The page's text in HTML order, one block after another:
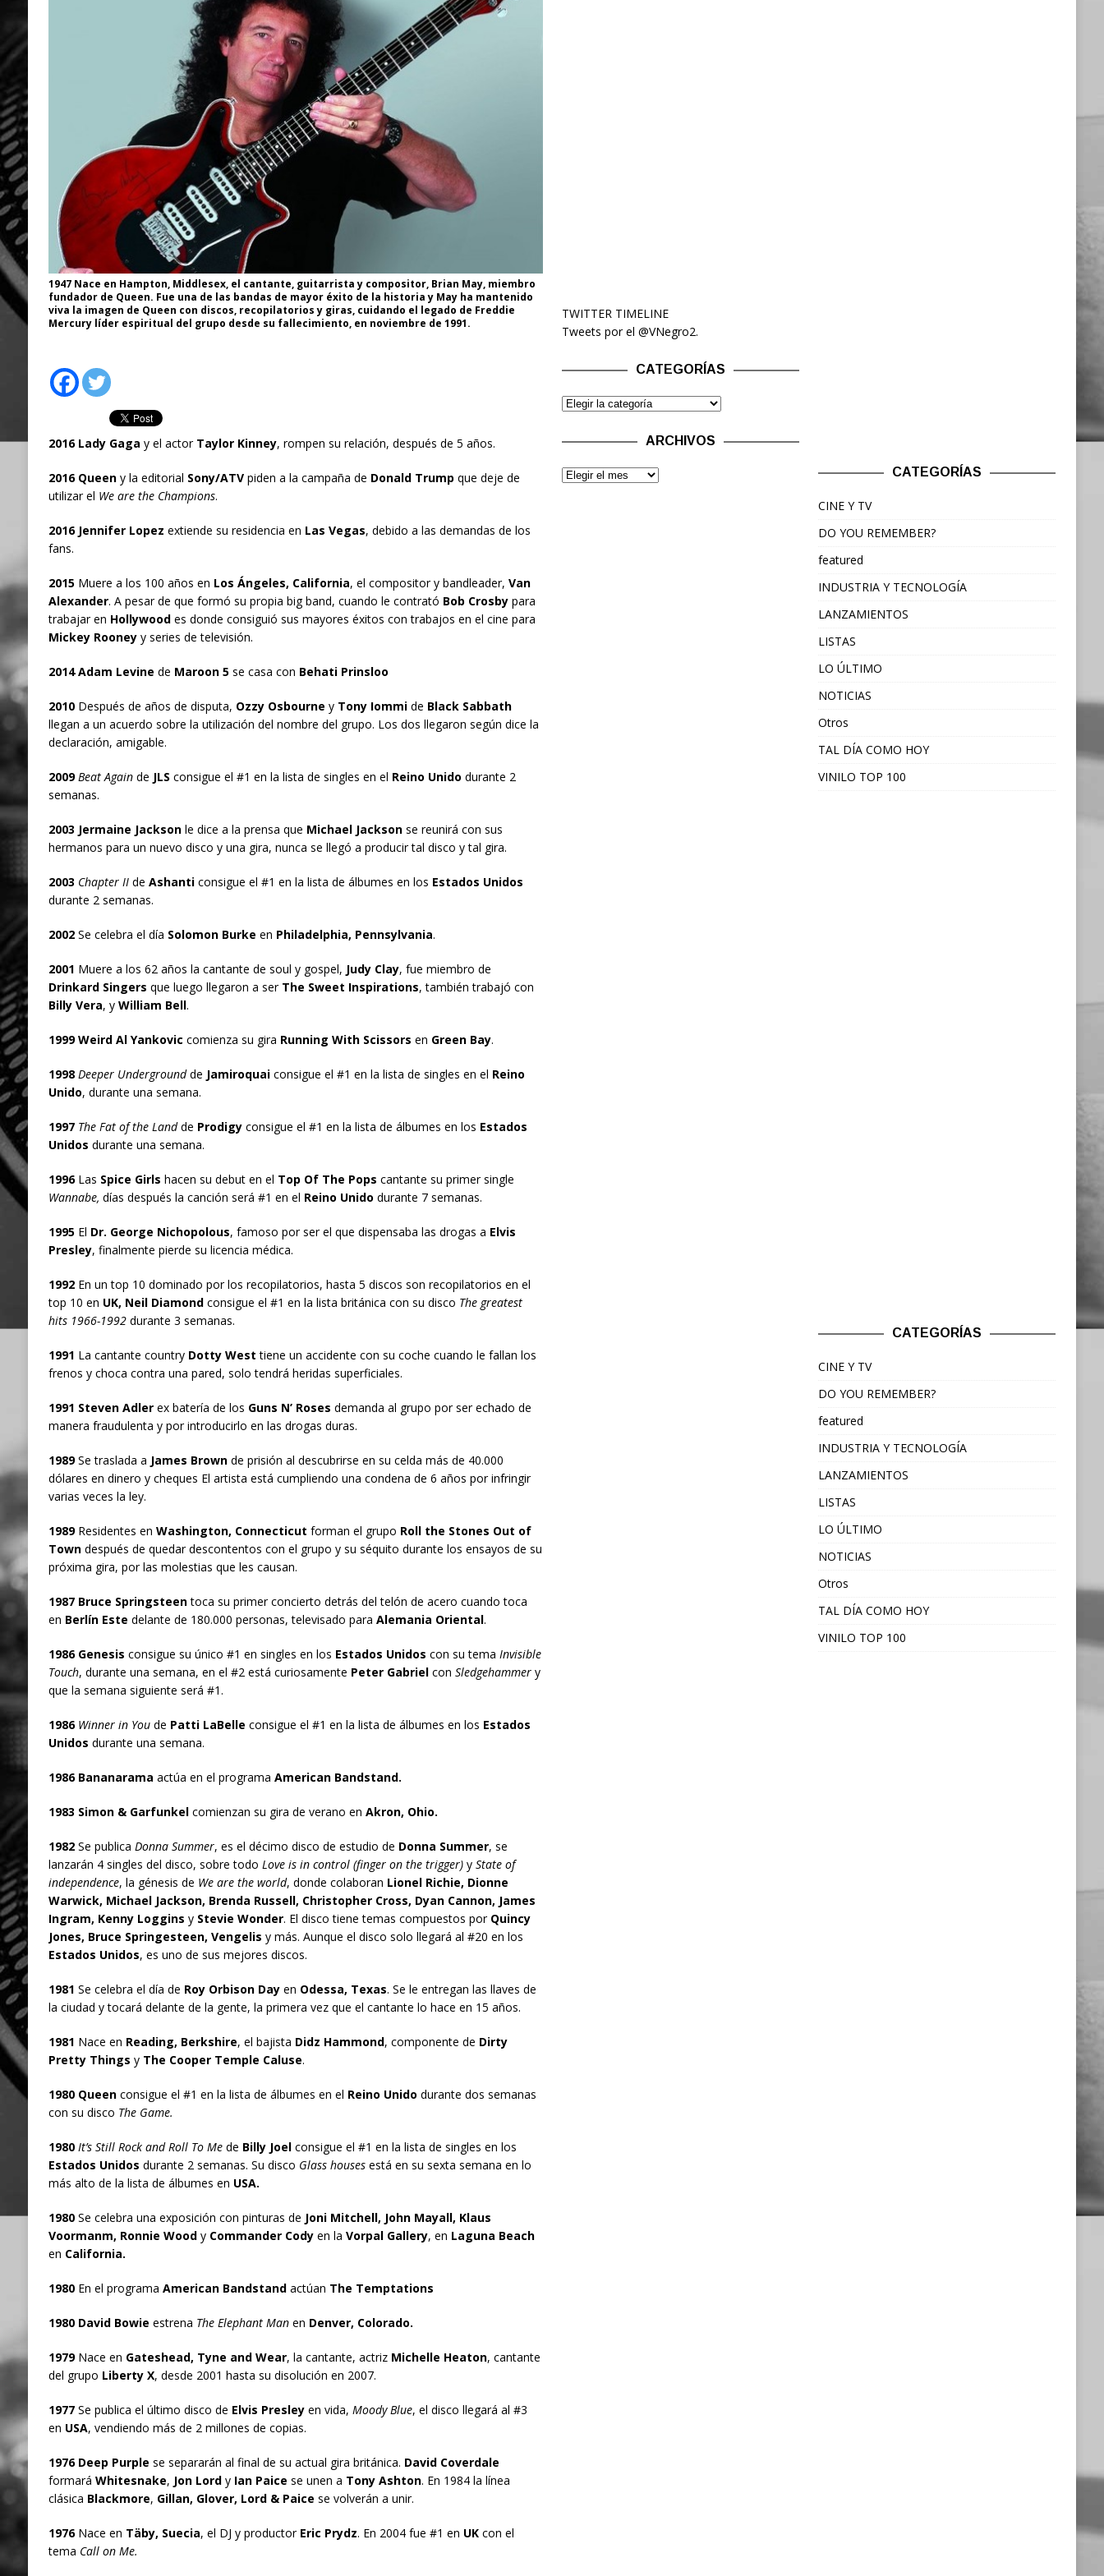
1947 Nace en Hampton, Middlesex, el cantante, guitarrista y compositor, Brian May, miembro
fundador de Queen. Fue una de las bandas de mayor éxito de la historia y May ha mantenido
viva la imagen de Queen con discos, recopilatorios y giras, cuidando el legado de Freddie
Mercury líder espiritual del grupo desde su fallecimiento, en noviembre de 1991.
2016 Lady Gaga y el actor Taylor Kinney, rompen su relación, después de 5 años.
2016 Queeny la editorial Sony/ATVpiden a la campaña de Donald Trump que deje de
utilizar el We are the Champions.
2016 Jennifer Lopez extiende su residencia en Las Vegas, debido a las demandas de los
fans.
2015Muere a los 100 años en Los Ángeles, California, el compositor y bandleader, Van
Alexander. A pesar de que formó su propia big band, cuando le contrató Bob Crosbypara
trabajar en Hollywoodes donde consiguió sus mayores éxitos con trabajos en el cine para
Mickey Rooneyy series de televisión.
2014 Adam Levine de Maroon 5se casa con Behati Prinsloo
2010Después de años de disputa, Ozzy Osbourne y Tony Iommide Black Sabbath
llegan a un acuerdo sobre la utilización del nombre del grupo. Los dos llegaron según dice la
declaración, amigable.
2009Beat Againde JLS consigue el #1 en la lista de singles en el Reino Unido durante 2
semanas.
2003 Jermaine Jacksonle dice a la prensa que Michael Jacksonse reunirá con sus
hermanos para un nuevo disco y una gira, nunca se llegó a producir tal disco y tal gira.
2003 Chapter IIde Ashanticonsigue el #1 en la lista de álbumes en los Estados Unidos
durante 2 semanas.
2002Se celebra el día Solomon Burke en Philadelphia, Pennsylvania.
2001 Muere a los 62 años la cantante de soul y gospel, Judy Clay, fue miembro de
Drinkard Singers que luego llegaron a serThe Sweet Inspirations, también trabajó con
Billy Vera, y William Bell.
1999 Weird Al Yankovic comienza su gira Running With Scissors en Green Bay.
1998Deeper Undergroundde Jamiroquaiconsigue el #1 en la lista de singles en el Reino
Unido, durante una semana.
1997 The Fat of the Landde Prodigyconsigue el #1 en la lista de álbumes en los Estados
Unidos durante una semana.
1996Las Spice Girls hacen su debut en el Top Of The Pops cantante su primer single
Wannabe, días después la canción será #1 en el Reino Unido durante 7 semanas.
1995El Dr. George Nichopolous, famoso por ser el que dispensaba las drogas a Elvis
Presley, finalmente pierde su licencia médica.
1992En un top 10 dominado por los recopilatorios, hasta 5 discos son recopilatorios en el
top 10 en UK, Neil Diamondconsigue el #1 en la lista británica con su disco The greatest
hits 1966-1992durante 3 semanas.
1991 La cantante countryDotty West tiene un accidente con su coche cuando le fallan los
frenos y choca contra una pared, solo tendrá heridas superficiales.
1991 Steven Adlerex batería de los Guns N’ Roses demanda al grupo por ser echado de
manera fraudulenta y por introducirlo en las drogas duras.
1989Se traslada a James Brownde prisión al descubrirse en su celda más de 40.000
dólares en dinero y cheques El artista está cumpliendo una condena de 6 años por infringir
varias veces la ley.
1989Residentes en Washington, Connecticut forman el grupo Roll the Stones Out of
Towndespués de quedar descontentos con el grupo y su séquito durante los ensayos de su
próxima gira, por las molestias que les causan.
1987 Bruce Springsteentoca su primer concierto detrás del telón de acero cuando toca
en Berlín Este delante de 180.000 personas, televisado para Alemania Oriental.
1986 Genesis consigue su único #1 en singles en los Estados Unidos con su tema Invisible
Touch, durante una semana, en el #2 está curiosamente Peter Gabrielcon Sledgehammery
que la semana siguiente será #1.
1986 Winner in Youde Patti LaBelle consigue el #1 en la lista de álbumes en los Estados
Unidos durante una semana.
1986 Bananarama actúa en el programa American Bandstand.
1983 Simon & Garfunkelcomienzan su gira de verano en Akron, Ohio.
1982 Se publica Donna Summer, es el décimo disco de estudio de Donna Summer, se
lanzarán 4 singles del disco, sobre todo Love is in control (finger on the trigger)y State of
independence, la génesis de We are the world, donde colaboran Lionel Richie, Dionne
Warwick, Michael Jackson, Brenda Russell, Christopher Cross, Dyan Cannon, James
Ingram, Kenny Loggins yStevie Wonder. El disco tiene temas compuestos porQuincy
Jones, Bruce Springesteen, Vengelis y más. Aunque el disco solo llegará al #20 en los
Estados Unidos, es uno de sus mejores discos.
1981 Se celebra el día de Roy Orbison Dayen Odessa, Texas. Se le entregan las llaves de
la ciudad y tocará delante de la gente, la primera vez que el cantante lo hace en 15 años.
1981 Nace en Reading, Berkshire, el bajista Didz Hammond, componente de Dirty
Pretty Things yThe Cooper Temple Caluse.
1980 Queenconsigue el #1 en la lista de álbumes en el Reino Unido durante dos semanas
con su disco The Game.
1980It’s Still Rock and Roll To Mede Billy Joelconsigue el #1 en la lista de singles en los
Estados Unidos durante 2 semanas. Su disco Glass housesestá en su sexta semana en lo
más alto de la lista de álbumes en USA.
1980Se celebra una exposición con pinturas de Joni Mitchell, John Mayall, Klaus
Voormanm, Ronnie Woody Commander Codyen la Vorpal Gallery, en Laguna Beach
en California.
1980En el programa American Bandstandactúan The Temptations
1980 David Bowie estrena The Elephant Manen Denver, Colorado.
1979Nace en Gateshead, Tyne and Wear, la cantante, actriz Michelle Heaton, cantante
del grupo Liberty X, desde 2001 hasta su disolución en 2007.
1977Se publica el último disco de Elvis Presleyen vida, Moody Blue, el disco llegará al #3
en USA, vendiendo más de 2 millones de copias.
1976 Deep Purple se separarán al final de su actual gira británica. David Coverdale
formará Whitesnake, Jon LordyIan Paice se unen a Tony Ashton. En 1984 la línea
clásica Blackmore, Gillan, Glover, Lord & Paice se volverán a unir.
1976Nace en Täby, Suecia, el DJ y productorEric Prydz. En 2004 fue #1 en UKcon el
tema Call on Me.
TWITTER TIMELINE
Tweets por el @VNegro2.
CATEGORÍAS
ARCHIVOS
CATEGORÍAS
CINE Y TV
DO YOU REMEMBER?
featured
INDUSTRIA Y TECNOLOGÍA
LANZAMIENTOS
LISTAS
LO ÚLTIMO
NOTICIAS
Otros
TAL DÍA COMO HOY
VINILO TOP 100
CATEGORÍAS
CINE Y TV
DO YOU REMEMBER?
featured
INDUSTRIA Y TECNOLOGÍA
LANZAMIENTOS
LISTAS
LO ÚLTIMO
NOTICIAS
Otros
TAL DÍA COMO HOY
VINILO TOP 100